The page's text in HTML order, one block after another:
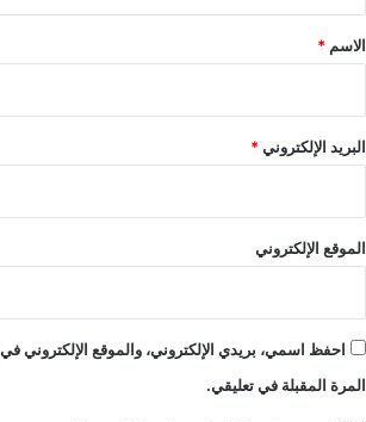
*
الاسم *
البريد الإلكتروني*
الموقع الإلكتروني
احفظ اسمي، بريدي الإلكتروني، والموقع الإلكتروني
المرة المقبلة في تعليقي.